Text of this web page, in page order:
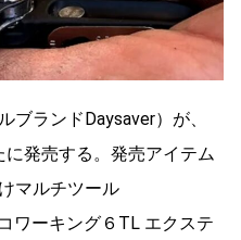
ブランドDaysaver）が、
発売する。発売アイテム
マルチツール
ワーキング６TL エクステ